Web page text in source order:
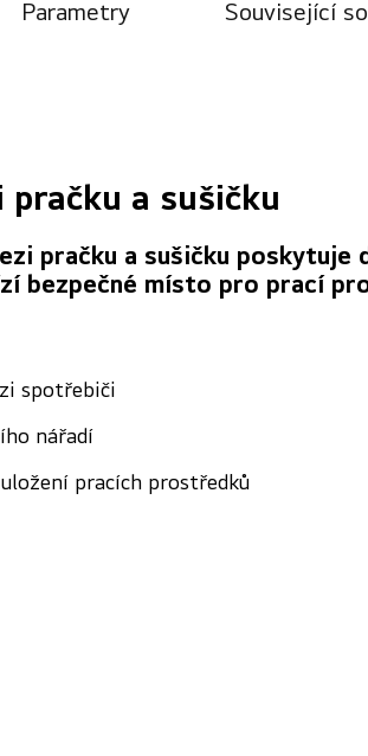
Parametry Související
pračku a sušičku
pračku a sušičku
bezpečné místo pro prací
spotřebiči
nářadí
pracích prostředků